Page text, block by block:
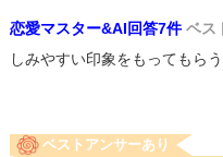
恋愛マスター&AI回答7件 ベス
しみやすい印象をもってもら
ベストアンサーあり